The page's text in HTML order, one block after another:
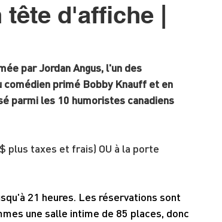
d'affiche |
par Jordan Angus, l'un des
primé Bobby Knauff et en
parmi les 10 humoristes canadiens
plus taxes et frais) OU à la porte
21 heures. Les réservations sont
une salle intime de 85 places, donc